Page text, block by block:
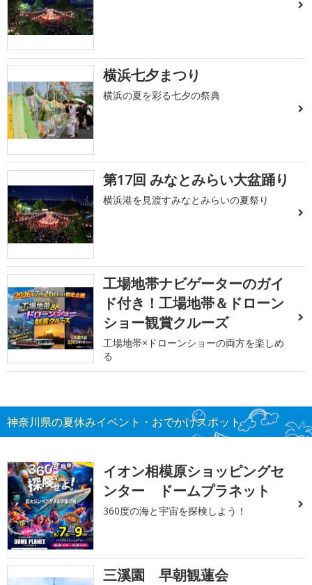
横浜七夕まつり
横浜の夏を彩る七夕の祭典
第17回 みなとみらい大盆踊り
横浜港を見渡すみなとみらいの夏祭り
工場地帯ナビゲーターのガイ
ド付き！工場地帯＆ドローン
ショー観賞クルーズ
工場地帯×ドローンショーの両方を楽しめ
る
神奈川県の夏休みイベント・おでかけスポット
イオン相模原ショッピングセ
ンター ドームプラネット
360度の海と宇宙を探検しよう！
三溪園 早朝観蓮会